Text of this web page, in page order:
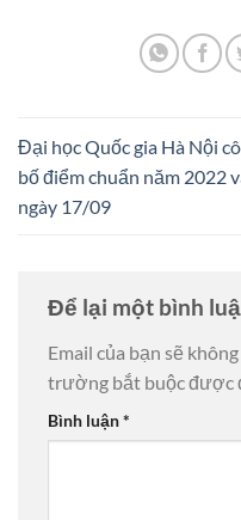
Đại học Quốc gia Hà Nội
bố điểm chuẩn năm 2022
ngày 17/09
Để lại một bình
Email của bạn sẽ
trường bắt buộc được
Bình luận*